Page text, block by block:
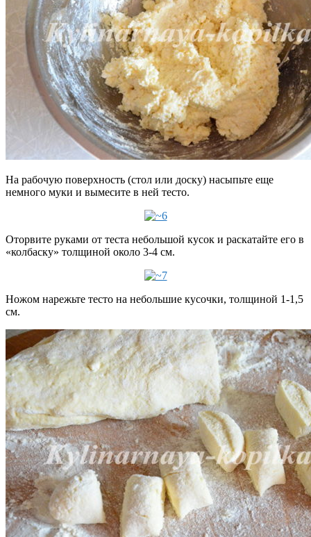
На рабочую поверхность (стол или доску) насыпьте еще
немного муки и вымесите в ней тесто.
Оторвите руками от теста небольшой кусок и раскатайте его в
«колбаску» толщиной около 3-4 см.
Ножом нарежьте тесто на небольшие кусочки, толщиной 1-1,5
см.